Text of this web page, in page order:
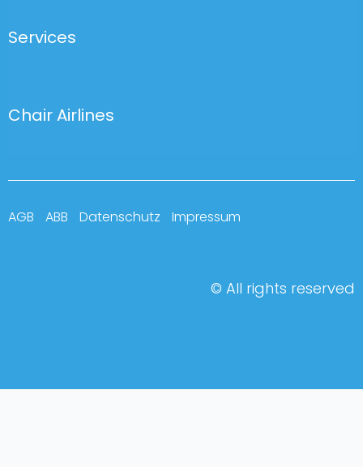
Services
Chair Airlines
AGB ABB Datenschutz Impressum
© All rights reserved